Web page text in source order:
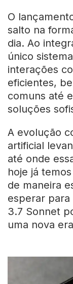
O
salto na
dia. Ao
único
interações
eficientes,
comuns até
soluções
A evolução
artificial
até onde
hoje já
de maneira
esperar para
3.7 Sonnet
uma nova